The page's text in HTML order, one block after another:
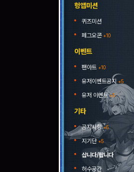
헝앱미션
퀴즈미션
페그오콘+10
이벤트
팬아트 +10
유저이벤트공지 +5
유저 이벤트+5
기타
공지사항+5
지기단+5
삽니다/팝니다
허수공간